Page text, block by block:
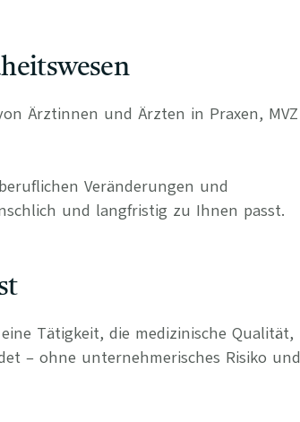
Ärztinnen und Ärzten in Praxen, MVZ
Veränderungen und
und langfristig zu Ihnen passt.
Tätigkeit, die medizinische Qualität,
– ohne unternehmerisches Risiko und